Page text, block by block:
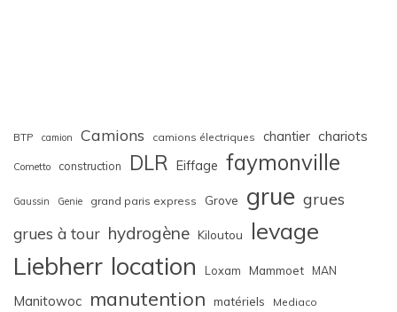
BTP camion Camions camions électriques chantier chariots
Cometto construction DLR Eiffage faymonville
Gaussin Genie grand paris express Grove grue grues
grues à tour hydrogène Kiloutou levage
Liebherr location Loxam Mammoet MAN
Manitowoc manutention matériels Mediaco